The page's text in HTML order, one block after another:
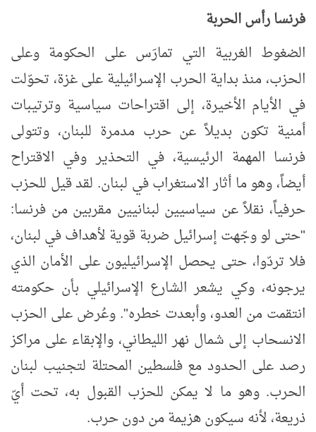
فرنسا رأس الحربة
الضغوط الغربية التي تمارَس على الحكومة وعلى
الحزب، منذ بداية الحرب الإسرائيلية على غزة، تحوّلت
في الأيام الأخيرة، إلى اقتراحات سياسية وترتيبات
أمنية تكون بديلاً عن حرب مدمرة للبنان، وتتولى
فرنسا المهمة الرئيسية، في التحذير وفي الاقتراح
أيضاً، وهو ما أثار الاستغراب في لبنان. لقد قيل للحزب
حرفياً، نقلاً عن سياسيين لبنانيين مقربين من فرنسا:
"حتى لو وجّهت إسرائيل ضربة قوية لأهداف في لبنان،
فلا تردّوا، حتى يحصل الإسرائيليون على الأمان الذي
يرجونه، وكي يشعر الشارع الإسرائيلي بأن حكومته
انتقمت من العدو، وأبعدت خطره". وعُرض على الحزب
الانسحاب إلى شمال نهر الليطاني، والإبقاء على مراكز
رصد على الحدود مع فلسطين المحتلة لتجنيب لبنان
الحرب. وهو ما لا يمكن للحزب القبول به، تحت أيّ
ذريعة، لأنه سيكون هزيمة من دون حرب.